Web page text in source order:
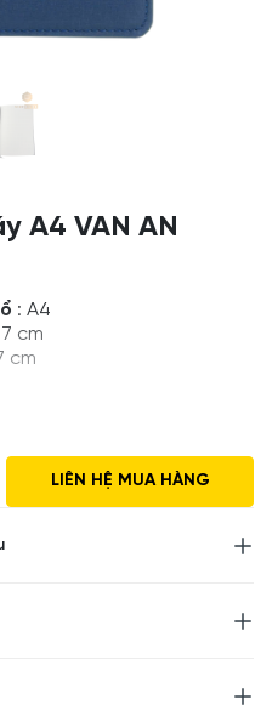
A4 VAN AN
: A4
cm
cm
đặt hàng tối thiểu 50
hệ để được tư vấn
LIÊN HỆ MUA HÀNG